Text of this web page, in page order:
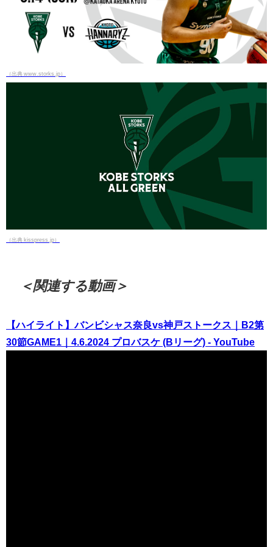
（出典 www.storks.jp）
（出典 kisspress.jp）
＜関連する動画＞
【ハイライト】バンビシャス奈良vs神戸ストークス｜B2第
30節GAME1｜4.6.2024 プロバスケ (Bリーグ) - YouTube